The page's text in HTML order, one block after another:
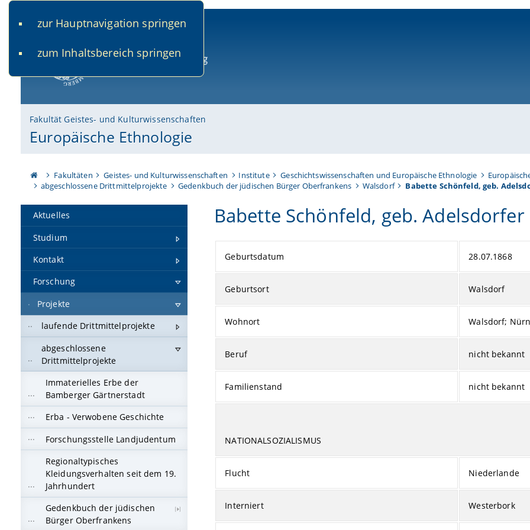
zur Hauptnavigation springen
zum Inhaltsbereich springen
Fakultät Geistes- und Kulturwissenschaften
Europäische Ethnologie
Fakultäten Geistes- und Kulturwissenschaften Institute Geschichtswissenschaften und Europäische Ethnologie
abgeschlossene Drittmittelprojekte
Gedenkbuch der jüdischen Bürger Oberfrankens Walsdorf Babette Schönfeld, geb.
Aktuelles
Studium
Kontakt
Forschung
Projekte
laufende Drittmittelprojekte
abgeschlossene
Drittmittelprojekte
Immaterielles Erbe der
Bamberger Gärtnerstadt
Erba - Verwobene Geschichte
Forschungsstelle Landjudentum
Regionaltypisches
Kleidungsverhalten seit dem 19.
Jahrhundert
Gedenkbuch der jüdischen
Bürger Oberfrankens
Babette Schönfeld, geb. Adelsdorfer
Geburtsdatum 28.07.1868
Geburtsort Walsdorf
Wohnort Walsdorf;
Beruf nicht bekannt
Familienstand nicht bekannt
NATIONALSOZIALISMUS
Flucht Niederlande
Interniert Westerbork